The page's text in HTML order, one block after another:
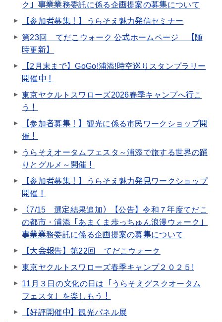
ク」事業業務委託に係る企画提案の募集について
【参加者募集！】うらそえ魅力発信セミナー
第23回 てだこウォーク 公式ホームページ 【随
時更新】
【2月末まで】GoGo!浦添!時空巡りスタンプラリー
開催中！
東京ヤクルトスワローズ2026春季キャンプへ行こ
う！
【参加者募集！】観光に係る市民ワークショップ開
催！
うらそえオータムフェスタ～浦添で旅する世界の踊
りとグルメ～開催！
【参加者募集！】うらそえ魅力発見ワークショップ
開催！
（7/15 選定結果追加）【公告】令和７年度てだこ
の都市・浦添「あまくま歩っちゅん浪漫ウォーク」
事業業務委託に係る企画提案の募集について
【大会報告】第22回 てだこウォーク
東京ヤクルトスワローズ春季キャンプ２０２５!
11月３日の文化の日は「うらそえグスクオータム
フェスタ」を楽しもう！
【好評開催中】観光パネル展